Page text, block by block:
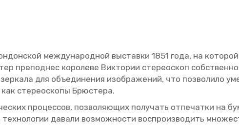
меж­ду­на­род­ной вы­став­ки 1851 года, на ко­то­рой
пре­под­нес ко­ро­ле­ве Вик­то­рии сте­рео­скоп
для объ­еди­не­ния изоб­ра­же­ний, что поз­во­ли­ло
сте­рео­ско­пы Брю­сте­ра.
про­цес­сов, поз­во­ля­ю­щих по­лу­чать от­пе­чат­ки на
да­ва­ли воз­мож­но­сти вос­про­из­во­дить